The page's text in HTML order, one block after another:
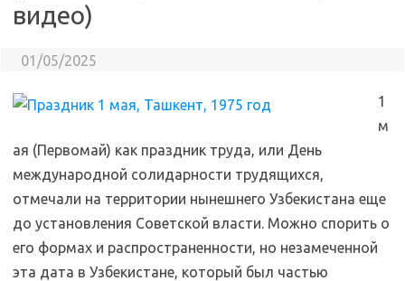
видео)
01/05/2025
1
м
ая (Первомай) как праздник труда, или День
международной солидарности трудящихся,
отмечали на территории нынешнего Узбекистана еще
до установления Советской власти. Можно спорить о
его формах и распространенности, но незамеченной
эта дата в Узбекистане, который был частью